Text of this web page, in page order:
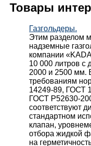
Товары
Газгольдеры.
Этим разделом
надземные
компании
10 000 литров с
2000 и 2500 мм.
требованиям
14249-89, ГОСТ
ГОСТ Р52630-
соответствуют
стандартном
клапан,
отбора жидкой
на